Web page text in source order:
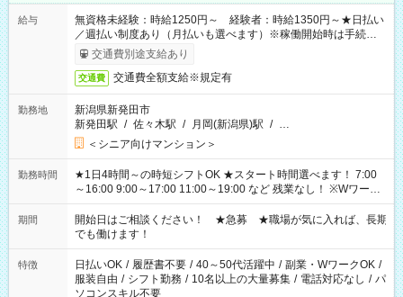
給与
無資格未経験：時給1250円～ 経験者：時給1350円～★日払い
／週払い制度あり（月払いも選べます）※稼働開始時は手続き完
了次第のお支払いとなります。
交通費別途支給あり
交通費 交通費全額支給※規定有
勤務地
新潟県新発田市
新発田駅 / 佐々木駅 / 月岡(新潟県)駅 / …
＜シニア向けマンション＞
勤務時間
★1日4時間～の時短シフトOK ★スタート時間選べます！ 7:00
～16:00 9:00～17:00 11:00～19:00 など 残業なし！ ※Wワーク
の場合、他のお仕事と合わせ週40時間超の就業はご案内できま
せん ※法令に基づき、週20時間以上勤務は社会保険への加入対
象となります ※労働者派遣法（日雇い派遣の原則禁止）によ
り、短時間・短期間の就業はご案内が難しい場合があります
期間
開始日はご相談ください！ ★急募 ★職場が気に入れば、長期
でも働けます！
特徴 日払いOK / 履歴書不要 / 40～50代活躍中 / 副業・WワークOK /
服装自由 / シフト勤務 / 10名以上の大量募集 / 電話対応なし / パ
ソコンスキル不要